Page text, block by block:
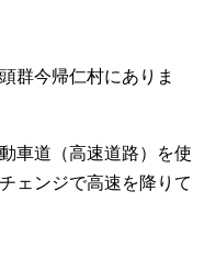
群今帰仁村にありま
車道（高速道路）を使
ェンジで高速を降りて